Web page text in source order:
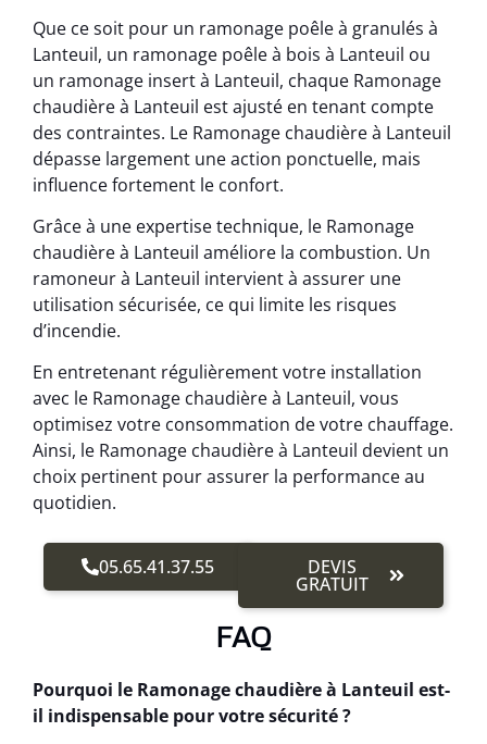
Que ce soit pour un ramonage poêle à granulés à
Lanteuil, un ramonage poêle à bois à Lanteuil ou
un ramonage insert à Lanteuil, chaque Ramonage
chaudière à Lanteuil est ajusté en tenant compte
des contraintes. Le Ramonage chaudière à Lanteuil
dépasse largement une action ponctuelle, mais
influence fortement le confort.
Grâce à une expertise technique, le Ramonage
chaudière à Lanteuil améliore la combustion. Un
ramoneur à Lanteuil intervient à assurer une
utilisation sécurisée, ce qui limite les risques
d’incendie.
En entretenant régulièrement votre installation
avec le Ramonage chaudière à Lanteuil, vous
optimisez votre consommation de votre chauffage.
Ainsi, le Ramonage chaudière à Lanteuil devient un
choix pertinent pour assurer la performance au
quotidien.
05.65.41.37.55 DEVIS
GRATUIT
FAQ
Pourquoi le Ramonage chaudière à Lanteuil est-
il indispensable pour votre sécurité ?